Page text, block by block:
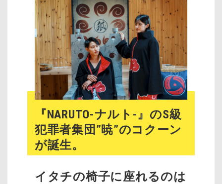
『NARUTO-ナルト-』のS級
犯罪者集団”暁”のコクーン
が誕生。
イタチの椅子に座れるのは